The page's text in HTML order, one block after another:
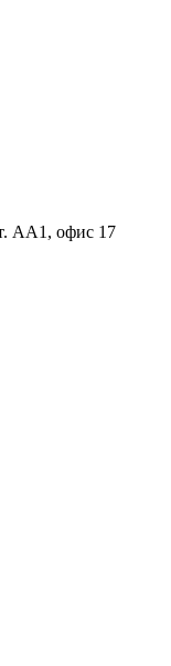
АА1, офис 17